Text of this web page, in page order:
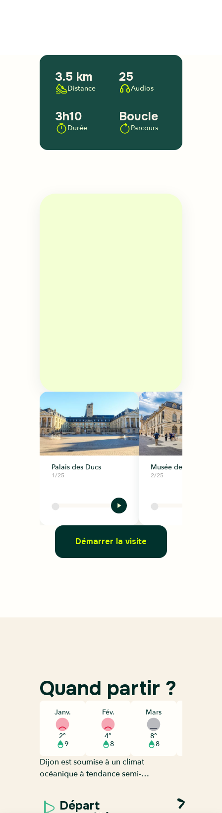
3.5 km
Distance
25
Audios
3h10
Durée
Boucle
Parcours
Palais des Ducs
1/25
Musée des Beaux-Arts
2/25
Démarrer la visite
Quand partir ?
Janv.
2°
9
Fév.
4°
8
Mars
8°
8
Dijon est soumise à un climat
océanique à tendance semi-
chauds et secs atteignant souvent les
26°C et des hivers assez froids où les
Départ